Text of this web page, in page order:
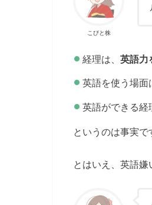
こびと株
経理は、英語力
英語を使う場面
英語ができる経
というのは事実で
とはいえ、英語嫌